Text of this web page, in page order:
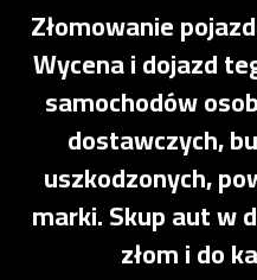
Złomowanie
Wycena i dojazd
samochodów
dostawczych,
uszkodzonych,
marki. Skup aut w
złom i do